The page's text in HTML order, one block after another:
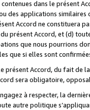
dans le présent
des applications
Accord ne constituera
présent Accord, et (d)
que nous pourrions
que si elles sont
présent Accord, du fait de
sera obligatoire,
à respecter, la
autre politique